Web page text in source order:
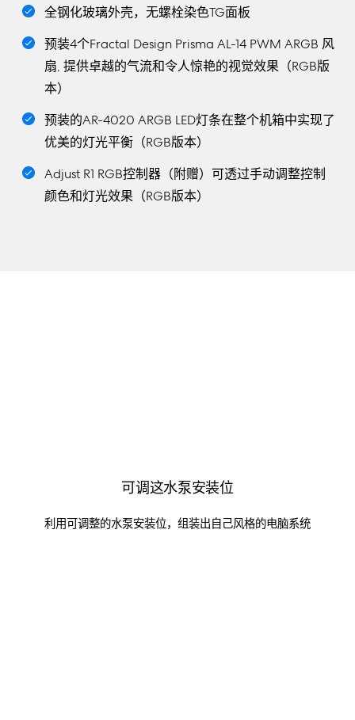
全钢化玻璃外壳，无螺栓染色TG面板
预装4个Fractal Design Prisma AL-14 PWM ARGB 风
扇, 提供卓越的气流和令人惊艳的视觉效果（RGB版
本）
预装的AR-4020 ARGB LED灯条在整个机箱中实现了
优美的灯光平衡（RGB版本）
Adjust R1 RGB控制器（附赠）可透过手动调整控制
颜色和灯光效果（RGB版本）
可调这水泵安装位
利用可调整的水泵安装位，组装出自己风格的电脑系统